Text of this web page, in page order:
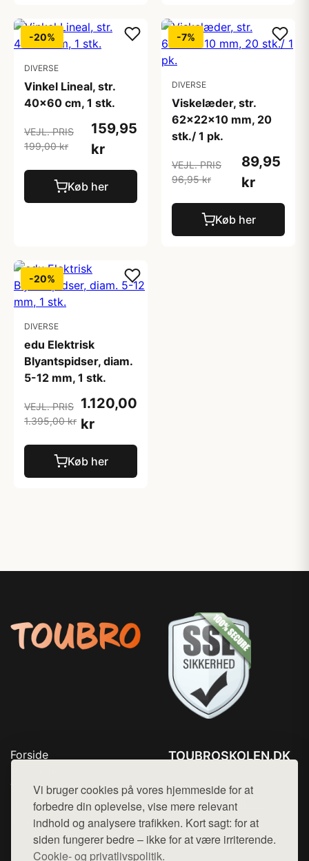
Vi bruger cookies på vores hjemmeside for at
forbedre din oplevelse, vise mere relevant
indhold og analysere trafikken. Kort sagt: for at
siden fungerer bedre – ikke for at være irriterende.
Cookie- og privatlivspolitik.
-20%
DIVERSE
Vinkel Lineal, str.
40x60 cm, 1 stk.
VEJL. PRIS
199,00 kr
159,95
kr
Køb her
-7%
DIVERSE
Viskelæder, str.
62x22x10 mm, 20
stk./ 1 pk.
VEJL. PRIS
96,95 kr
89,95
kr
Køb her
-20%
DIVERSE
edu Elektrisk
Blyantspidser, diam.
5-12 mm, 1 stk.
VEJL. PRIS
1.395,00 kr
1.120,00
kr
Køb her
Forside
Top Rabatter
Blog
Kontakt
TOUBROSKOLEN.DK
Mail: hej@want.dk
Cookie- og privatlivspolitik